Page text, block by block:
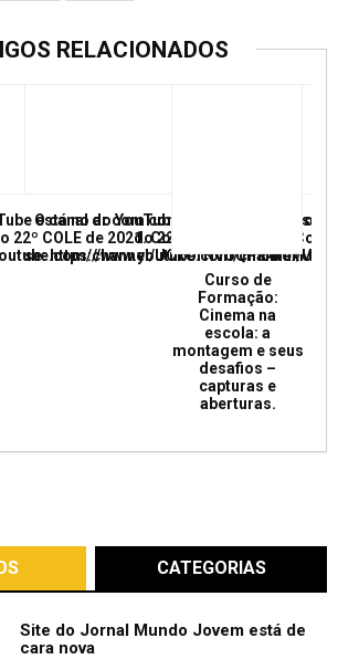
RELACIONADOS
está no ar com conferências e mesas
22º COLE de 2021. Confira e inscreva
channel/
O canal do YouTube está no ar com
do 22º COLE de 2021.
se: https://www.youtube.com/channel/
Curso de
Formação:
Cinema na
escola: a
montagem e seus
desafios –
capturas e
aberturas.
CATEGORIAS
Site do Jornal Mundo Jovem está de
cara nova